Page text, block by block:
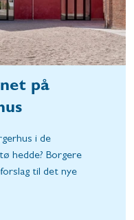
på
i de
hedde? Borgere
til det nye